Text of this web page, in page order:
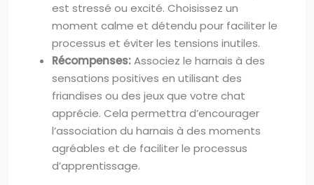
est stressé ou excité. Choisissez un
moment calme et détendu pour faciliter le
processus et éviter les tensions inutiles.
Récompenses:Associez le harnais à des
sensations positives en utilisant des
friandises ou des jeux que votre chat
apprécie. Cela permettra d’encourager
l’association du harnais à des moments
agréables et de faciliter le processus
d’apprentissage.